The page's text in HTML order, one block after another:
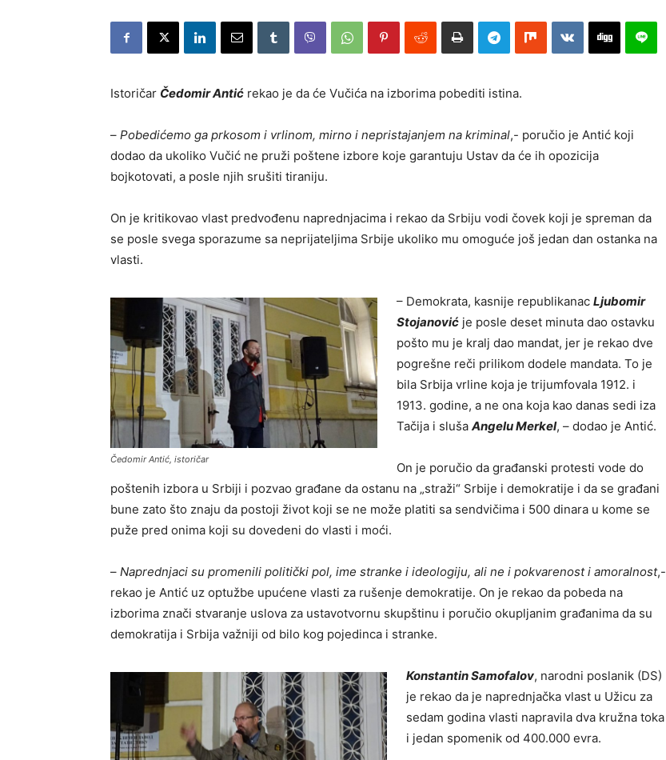
Istoričar Čedomir Antić rekao je da će Vučića na izborima pobediti istina.
– Pobedićemo ga prkosom i vrlinom, mirno i nepristajanjem na kriminal,- poručio je Antić koji
dodao da ukoliko Vučić ne pruži poštene izbore koje garantuju Ustav da će ih opozicija
bojkotovati, a posle njih srušiti tiraniju.
On je kritikovao vlast predvođenu naprednjacima i rekao da Srbiju vodi čovek koji je spreman da
se posle svega sporazume sa neprijateljima Srbije ukoliko mu omoguće još jedan dan ostanka na
vlasti.
Čedomir Antić, istoričar
– Demokrata, kasnije republikanac Ljubomir
Stojanović je posle deset minuta dao ostavku
pošto mu je kralj dao mandat, jer je rekao dve
pogrešne reči prilikom dodele mandata. To je
bila Srbija vrline koja je trijumfovala 1912. i
1913. godine, a ne ona koja kao danas sedi iza
Tačija i sluša Angelu Merkel, – dodao je Antić.
On je poručio da građanski protesti vode do
poštenih izbora u Srbiji i pozvao građane da ostanu na „straži“ Srbije i demokratije i da se građani
bune zato što znaju da postoji život koji se ne može platiti sa sendvičima i 500 dinara u kome se
puže pred onima koji su dovedeni do vlasti i moći.
– Naprednjaci su promenili politički pol, ime stranke i ideologiju, ali ne i pokvarenost i amoralnost,-
rekao je Antić uz optužbe upućene vlasti za rušenje demokratije. On je rekao da pobeda na
izborima znači stvaranje uslova za ustavotvornu skupštinu i poručio okupljanim građanima da su
demokratija i Srbija važniji od bilo kog pojedinca i stranke.
Konstantin Samofalov, narodni poslanik (DS)
je rekao da je naprednjačka vlast u Užicu za
sedam godina vlasti napravila dva kružna toka
i jedan spomenik od 400.000 evra.